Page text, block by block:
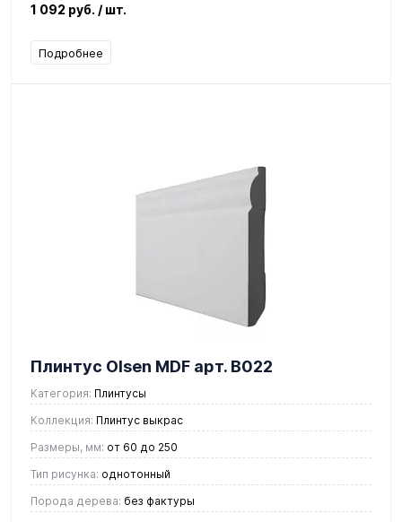
1 092 руб. / шт.
Подробнее
Плинтус Olsen MDF арт. В022
Категория: Плинтусы
Коллекция: Плинтус выкрас
Размеры, мм: от 60 до 250
Тип рисунка: однотонный
Порода дерева: без фактуры